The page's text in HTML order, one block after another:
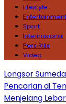
Lifestyle
Entertainment
Sport
Internasional
Pers Rilis
Video
Longsor
Pencarian di
Menjelang